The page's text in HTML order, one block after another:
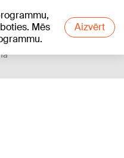
Mēs
Aizvērt